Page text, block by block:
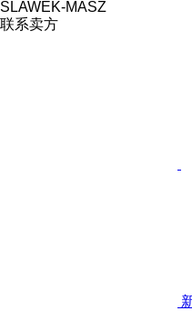
SLAWEK-MASZ
联系卖方